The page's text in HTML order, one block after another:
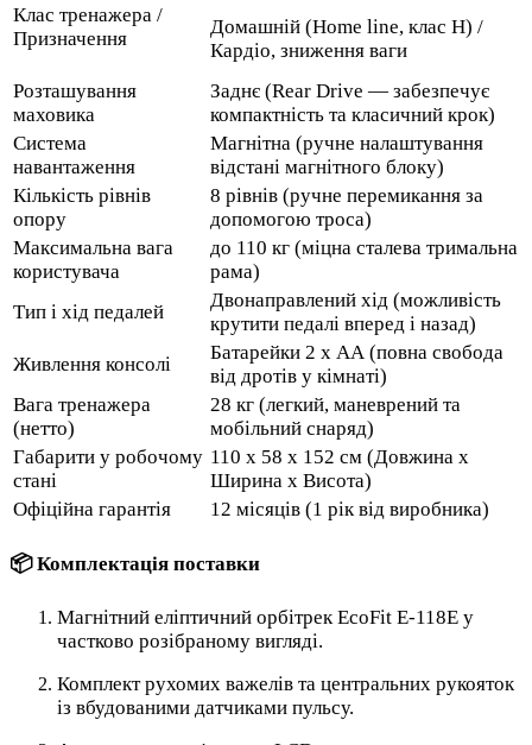
Клас тренажера /
Призначення
Домашній (Home line, клас H) /
Кардіо, зниження ваги
Розташування
маховика
Заднє (Rear Drive — забезпечує
компактність та класичний крок)
Система
навантаження
Магнітна (ручне налаштування
відстані магнітного блоку)
Кількість рівнів
опору
8 рівнів (ручне перемикання за
допомогою троса)
Максимальна вага
користувача
до 110 кг (міцна сталева тримальна
рама)
Тип і хід педалей
Двонаправлений хід (можливість
крутити педалі вперед і назад)
Живлення консолі
Батарейки 2 х АА (повна свобода
від дротів у кімнаті)
Вага тренажера
(нетто)
28 кг (легкий, маневрений та
мобільний снаряд)
Габарити у робочому
стані
110 x 58 x 152 см (Довжина х
Ширина х Висота)
Офіційна гарантія
12 місяців (1 рік від виробника)
📦 Комплектація поставки
Магнітний еліптичний орбітрек EcoFit E-118E у
частково розібраному вигляді.
Комплект рухомих важелів та центральних рукояток
із вбудованими датчиками пульсу.